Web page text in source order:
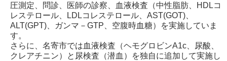
圧測定、問診、医師の診察、血液検査（中性脂肪、HDLコ
レステロール、LDLコレステロール、AST(GOT)、
ALT(GPT)、ガンマ－GTP、空腹時血糖）を実施していま
す。
さらに、名寄市では血液検査（ヘモグロビンA1c、尿酸、
クレアチニン）と尿検査（潜血）を独自に追加して実施し